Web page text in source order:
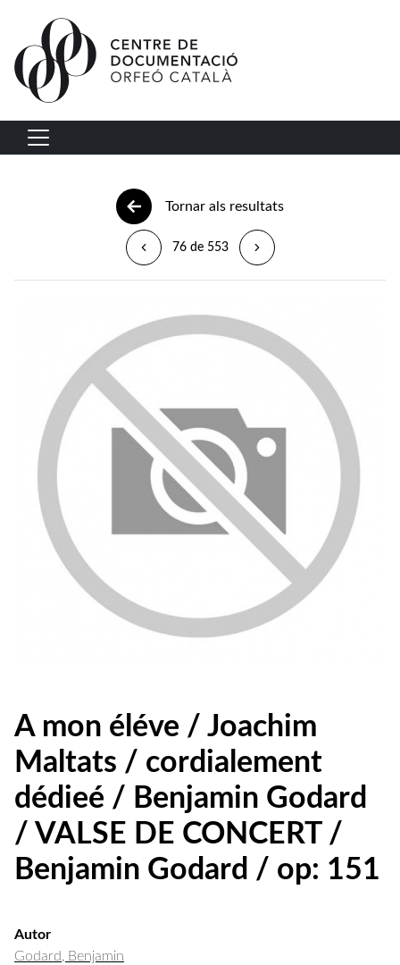
Vés al contingut
Navegació principal
Tornar als resultats
76 de 553
A mon éléve / Joachim
Maltats / cordialement
dédieé / Benjamin Godard
/ VALSE DE CONCERT /
Benjamin Godard / op: 151
Autor
Godard, Benjamin